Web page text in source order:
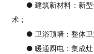
● 建筑新材料：新
术；
● 卫浴顶墙：整体卫
● 暖通厨电：集成灶